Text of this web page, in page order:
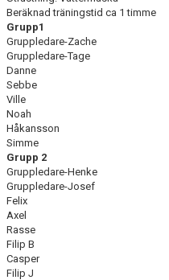
Beräknad träningstid ca 1 timme
Grupp1
Gruppledare-Zache
Gruppledare-Tage
Danne
Sebbe
Ville
Noah
Håkansson
Simme
Grupp 2
Gruppledare-Henke
Gruppledare-Josef
Felix
Axel
Rasse
Filip B
Casper
Filip J